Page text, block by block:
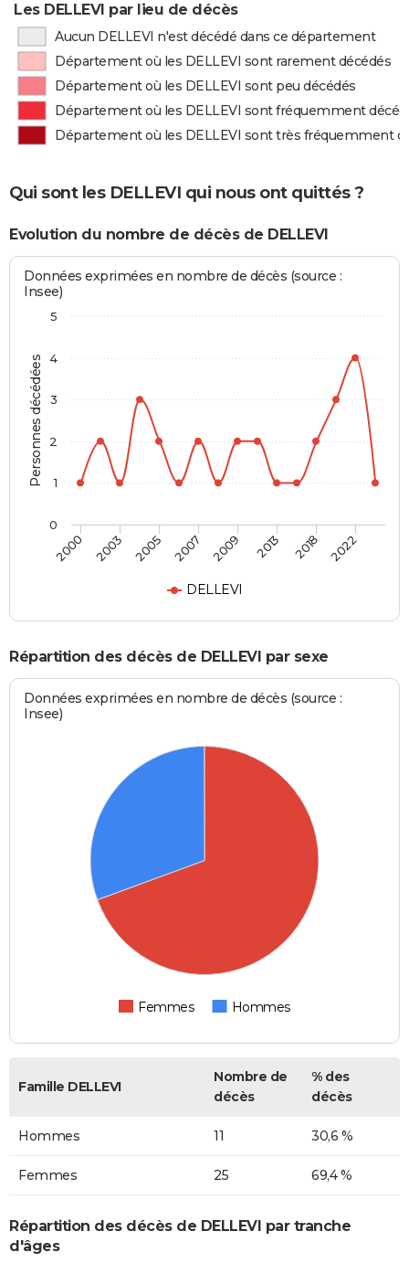
Les DELLEVI par lieu de décès
Aucun DELLEVI n'est décédé dans ce département
Département où les DELLEVI sont rarement décédés
Département où les DELLEVI sont peu décédés
Département où les DELLEVI sont fréquemment
Département où les DELLEVI sont très fréquemment
Qui sont les DELLEVI qui nous ont quittés ?
Evolution du nombre de décès de DELLEVI
Personnes décédées
Données exprimées en nombre de décès (source :
Insee)
DELLEVI
2000 2003 2005 2007 2009 2013 2018 2022
0
1
2
3
4
5
Répartition des décès de DELLEVI par sexe
Données exprimées en nombre de décès (source :
Insee)
Femmes Hommes
Famille DELLEVI
Nombre de
décès
% des
décès
Hommes 11 30,6 %
Femmes 25 69,4 %
Répartition des décès de DELLEVI par tranche
d'âges